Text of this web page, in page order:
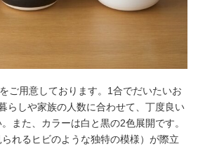
ご用意しております。1合でだいたいお
らしや家族の人数に合わせて、丁度良い
また、カラーは白と黒の2色展開です。
れるヒビのような独特の模様）が際立